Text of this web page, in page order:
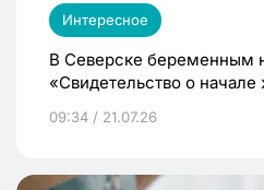
Интересное
В Северске беременным
«Свидетельство о начале
09:34 / 21.07.26